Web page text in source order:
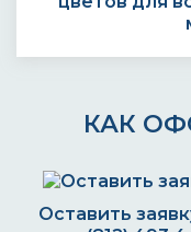
КАК
Оставить